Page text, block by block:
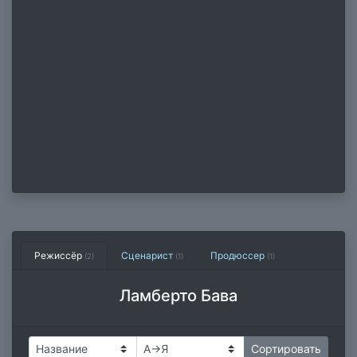
Режиссёр (2) Сценарист (1) Продюссер (1)
Ламберто Бава